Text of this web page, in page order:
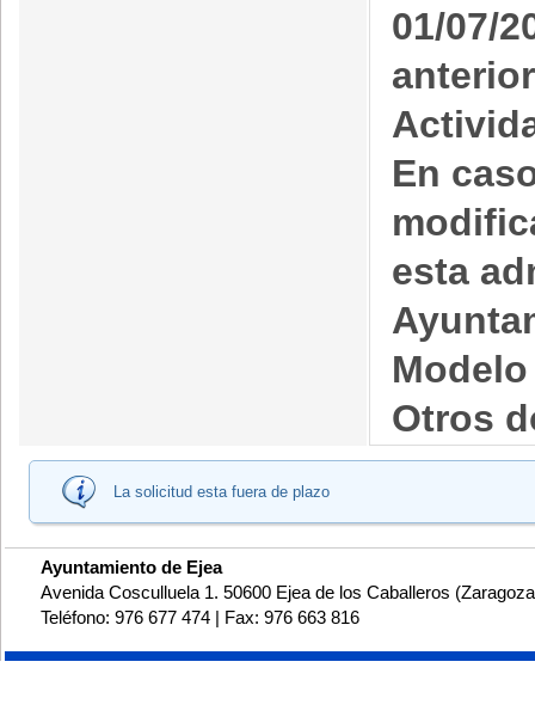
01/07/
En
esta
Otros
La solicitud esta fuera de plazo
Ayuntamiento de Ejea
Avenida Cosculluela 1. 50600 Ejea de los Caballeros
Teléfono: 976 677 474 | Fax: 976 663 816